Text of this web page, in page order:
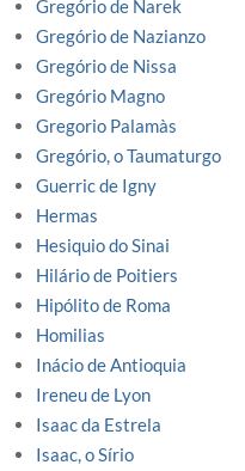
Gregório de Narek
Gregório de Nazianzo
Gregório de Nissa
Gregório Magno
Gregorio Palamàs
Gregório, o Taumaturgo
Guerric de Igny
Hermas
Hesiquio do Sinai
Hilário de Poitiers
Hipólito de Roma
Homilias
Inácio de Antioquia
Ireneu de Lyon
Isaac da Estrela
Isaac, o Sírio